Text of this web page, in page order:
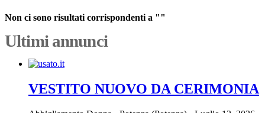
Non ci sono risultati corrispondenti a ""
Ultimi annunci
VESTITO NUOVO DA CERIMONIA